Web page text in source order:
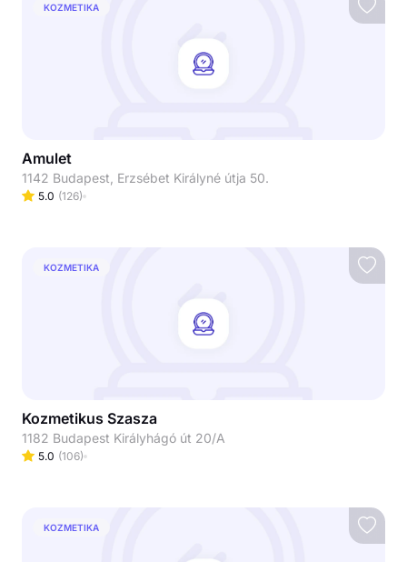
KOZMETIKA
Amulet
1142 Budapest, Erzsébet Királyné útja 50.
5.0 (126)
KOZMETIKA
Kozmetikus Szasza
1182 Budapest Királyhágó út 20/A
5.0 (106)
KOZMETIKA